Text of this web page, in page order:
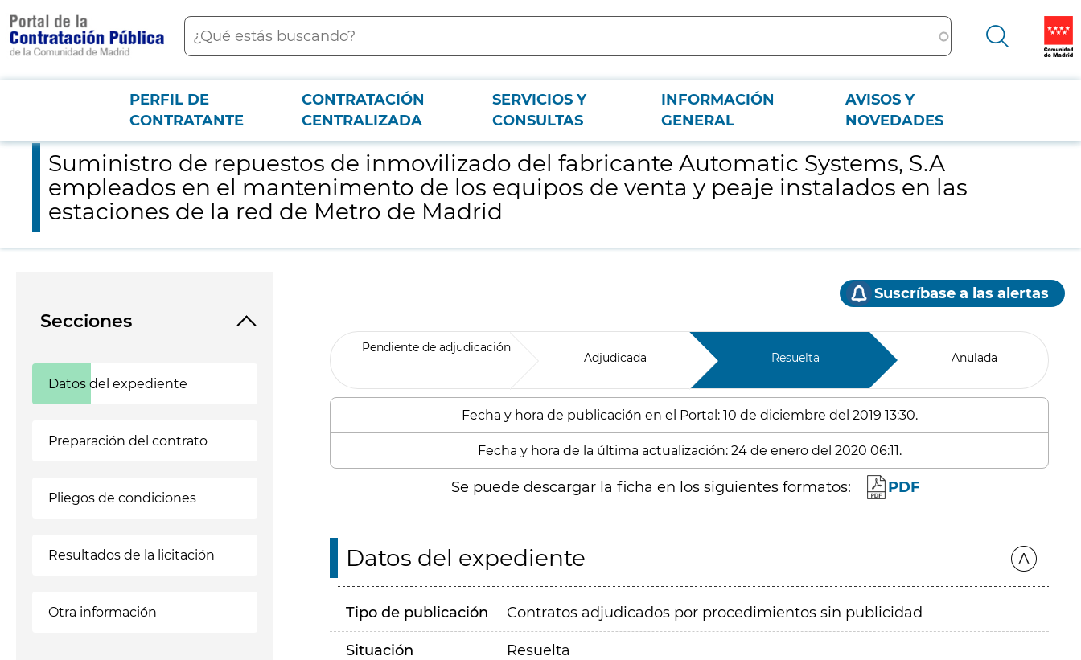
contenido
principal
Buscar
Menú PCON
PERFIL DE
CONTRATANTE
CONTRATACIÓN
CENTRALIZADA
SERVICIOS Y
CONSULTAS
INFORMACIÓN
GENERAL
AVISOS Y
NOVEDADES
Suministro de repuestos de inmovilizado del fabricante Automatic Systems, S.A empleados en el mantenimento de los equipos de venta y peaje instalados en las estaciones de la red de Metro de Madrid
Suministro de repuestos de inmovilizado del fabricante Automatic Systems, S.A
empleados en el mantenimento de los equipos de venta y peaje instalados en las
estaciones de la red de Metro de Madrid
Secciones
Datos del expediente
Preparación del contrato
Pliegos de condiciones
Resultados de la licitación
Otra información
Suscríbase a las alertas
Pendiente de adjudicación
Adjudicada Resuelta Anulada
Fecha y hora de publicación en el Portal: 10 de diciembre del 2019 13:30.
Fecha y hora de la última actualización: 24 de enero del 2020 06:11.
Se puede descargar la ficha en los siguientes formatos: PDF
Datos del expediente
Tipo de publicación Contratos adjudicados por procedimientos sin publicidad
Situación Resuelta